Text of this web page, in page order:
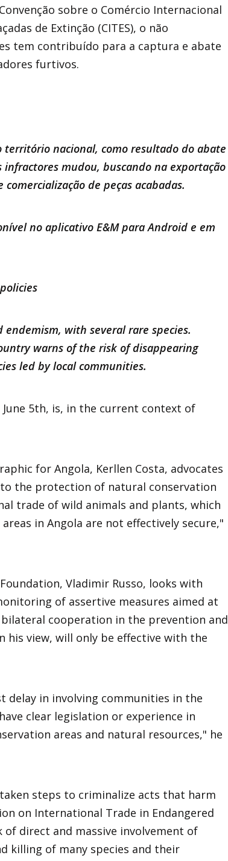
sobre o Comércio Internacional
de Extinção (CITES), o não
tem contribuído para a captura e abate
furtivos.
território nacional, como resultado do abate
infractores mudou, buscando na exportação
de peças acabadas.
no aplicativo E&M para Android e em
with several rare species.
warns of the risk of disappearing
led by local communities.
5th, is, in the current context of
for Angola, Kerllen Costa, advocates
the protection of natural conservation
trade of wild animals and plants, which
in Angola are not effectively secure,"
Vladimir Russo, looks with
of assertive measures aimed at
cooperation in the prevention and
view, will only be effective with the
delay in involving communities in the
clear legislation or experience in
areas and natural resources," he
steps to criminalize acts that harm
on International Trade in Endangered
of direct and massive involvement of
killing of many species and their